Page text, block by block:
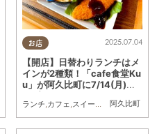
お店
阿久比町
2025.07.04
【開店】日替わりランチはメ
インが2種類！「cafe食堂Ku
u」が阿久比町に7/14(月)オ
ランチ,カフェ,スイーツ 開店,おひとりさ